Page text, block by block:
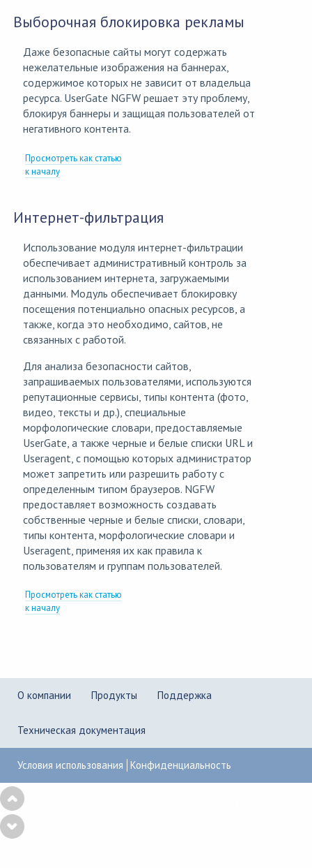
Выборочная блокировка рекламы
Даже безопасные сайты могут содержать
нежелательные изображения на баннерах,
содержимое которых не зависит от владельца
ресурса. UserGate NGFW решает эту проблему,
блокируя баннеры и защищая пользователей от
негативного контента.
Просмотреть как статью
к началу
Интернет-фильтрация
Использование модуля интернет-фильтрации
обеспечивает административный контроль за
использованием интернета, загружаемыми
данными. Модуль обеспечивает блокировку
посещения потенциально опасных ресурсов, а
также, когда это необходимо, сайтов, не
связанных с работой.
Для анализа безопасности сайтов,
запрашиваемых пользователями, используются
репутационные сервисы, типы контента (фото,
видео, тексты и др.), специальные
морфологические словари, предоставляемые
UserGate, а также черные и белые списки URL и
Useragent, с помощью которых администратор
может запретить или разрешить работу с
определенным типом браузеров. NGFW
предоставляет возможность создавать
собственные черные и белые списки, словари,
типы контента, морфологические словари и
Useragent, применяя их как правила к
пользователям и группам пользователей.
Просмотреть как статью
к началу
О компании Продукты Поддержка
Техническая документация
Условия использования Конфиденциальность